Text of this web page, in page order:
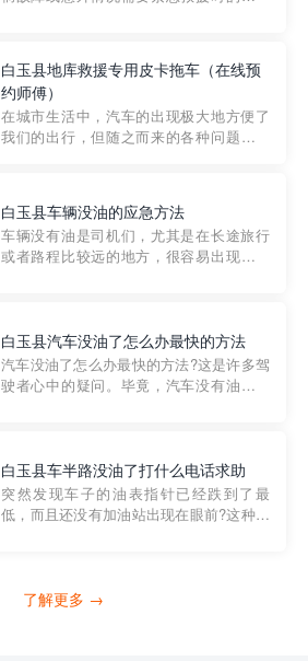
路救援拖车的收费标准是由当地交通管理
部门制定的。起步价通...
白玉县地库救援专用皮卡拖车（在线预
约师傅）
在城市生活中，汽车的出现极大地方便了
我们的出行，但随之而来的各种问题也让
紧急情况下，我们需要一种高效可靠的救
援方式。而这时，地库救援专...
白玉县车辆没油的应急方法
车辆没有油是司机们，尤其是在长途旅行
或者路程比较远的地方，很容易出现这种
的送油师傅，解决没油的紧急情况。 首
先，让我们来了解一下穿...
白玉县汽车没油了怎么办最快的方法
汽车没油了怎么办最快的方法?这是许多驾
驶者心中的疑问。毕竟，汽车没有油就无
越者小程序是一款专门解决汽车没油问题
的在线服务平台。通过...
白玉县车半路没油了打什么电话求助
突然发现车子的油表指针已经跌到了最
低，而且还没有加油站出现在眼前?这种情
打4006363122请求送油人员来帮助你。
了解更多 →